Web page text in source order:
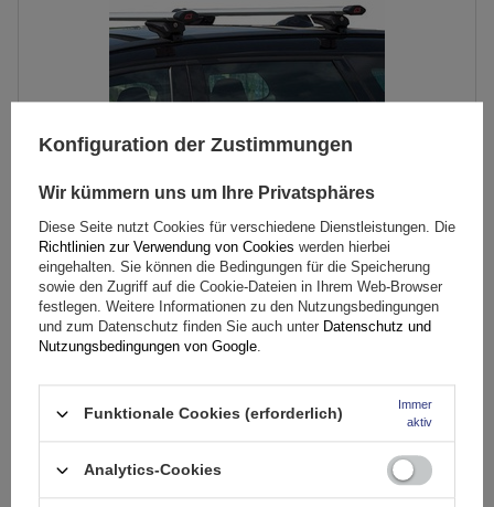
G3 Airflow 60.210 Dachträger für traditionelle und
integrierte Aluminiumschienen
149,99 €inkl. MwSt
11. August
Konfiguration der Zustimmungen
Wir kümmern uns um Ihre Privatsphäres
Diese Seite nutzt Cookies für verschiedene Dienstleistungen. Die
Richtlinien zur Verwendung von Cookies werden hierbei
eingehalten. Sie können die Bedingungen für die Speicherung
sowie den Zugriff auf die Cookie-Dateien in Ihrem Web-Browser
festlegen. Weitere Informationen zu den Nutzungsbedingungen
und zum Datenschutz finden Sie auch unter Datenschutz und
Nutzungsbedingungen von Google.
Funktionale Cookies (erforderlich)
Immer
aktiv
Analytics-Cookies